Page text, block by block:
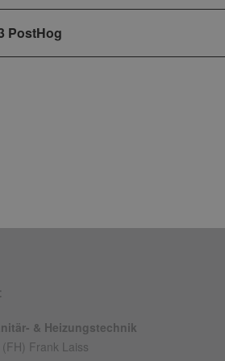
PostHog
& Heizungstechnik
Frank Laiss